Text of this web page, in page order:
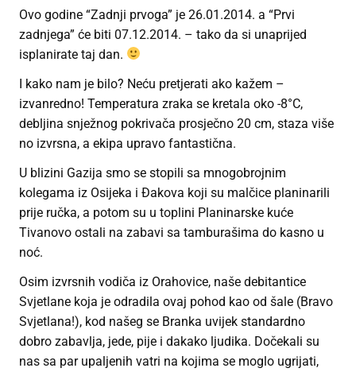
Ovo godine “Zadnji prvoga” je 26.01.2014. a “Prvi
zadnjega” će biti 07.12.2014. – tako da si unaprijed
isplanirate taj dan.
I kako nam je bilo? Neću pretjerati ako kažem –
izvanredno! Temperatura zraka se kretala oko -8°C,
debljina snježnog pokrivača prosječno 20 cm, staza više
no izvrsna, a ekipa upravo fantastična.
U blizini Gazija smo se stopili sa mnogobrojnim
kolegama iz Osijeka i Đakova koji su malčice planinarili
prije ručka, a potom su u toplini Planinarske kuće
Tivanovo ostali na zabavi sa tamburašima do kasno u
noć.
Osim izvrsnih vodiča iz Orahovice, naše debitantice
Svjetlane koja je odradila ovaj pohod kao od šale (Bravo
Svjetlana!), kod našeg se Branka uvijek standardno
dobro zabavlja, jede, pije i dakako ljudika. Dočekali su
nas sa par upaljenih vatri na kojima se moglo ugrijati,